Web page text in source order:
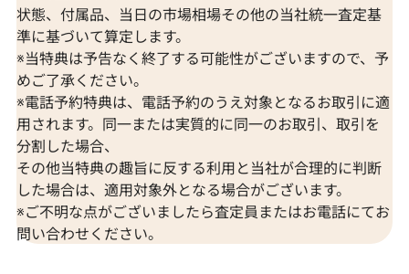
K18 ブルートパーズ・ダイヤモンド
65.57・0.26・0.06ct
参考買取価格
309,000円
2026年7月10日時点
K18 トルマリン
参考買取価格
297,000円
状態、付属品、当日の市場相場その他の当社統一査定基
準に基づいて算定します。
※当特典は予告なく終了する可能性がございますので、予
めご了承ください。
※電話予約特典は、電話予約のうえ対象となるお取引に適
用されます。同一または実質的に同一のお取引、取引を
分割した場合、
その他当特典の趣旨に反する利用と当社が合理的に判断
した場合は、適用対象外となる場合がございます。
※ご不明な点がございましたら査定員またはお電話にてお
問い合わせください。